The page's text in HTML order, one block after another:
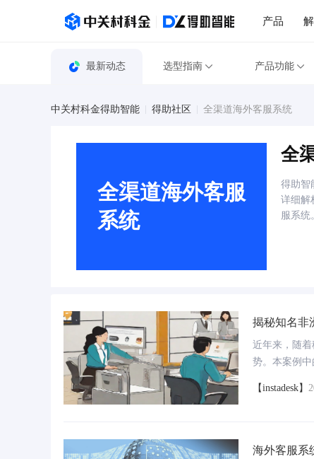
产品
最新动态 选型指南 产品功能
中关村科金得助智能 得助社区 全渠道海外客服系统
全渠道海外客服
系统
全
得助智
详细解
服系统
揭秘知名非
近年来，随
势。本案例
点市场。该
务规模的不
【instadesk】
海外客服系
究中心：DeepSeek×船
喜马拉雅智能质检系统案例：投诉录音量从